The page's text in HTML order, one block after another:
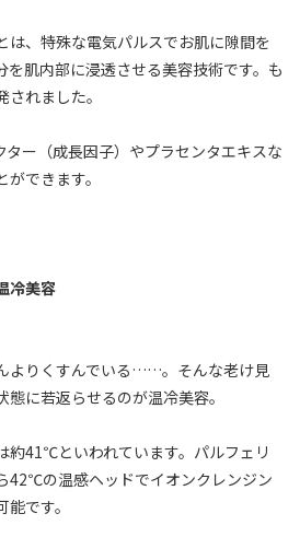
は、特殊な電気パルスでお肌に隙間を
を肌内部に浸透させる美容技術です。も
れました。
ター（成長因子）やプラセンタエキスな
できます。
冷美容
よりくすんでいる……。そんな老け見
に若返らせるのが温冷美容。
約41℃といわれています。パルフェリ
42℃の温感ヘッドでイオンクレンジン
です。